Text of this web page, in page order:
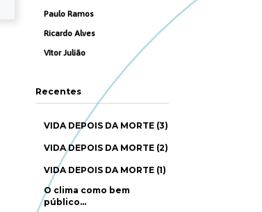
Paulo Ramos
Ricardo Alves
Vítor Julião
Recentes
VIDA DEPOIS DA MORTE (3)
VIDA DEPOIS DA MORTE (2)
VIDA DEPOIS DA MORTE (1)
O clima como bem
público…